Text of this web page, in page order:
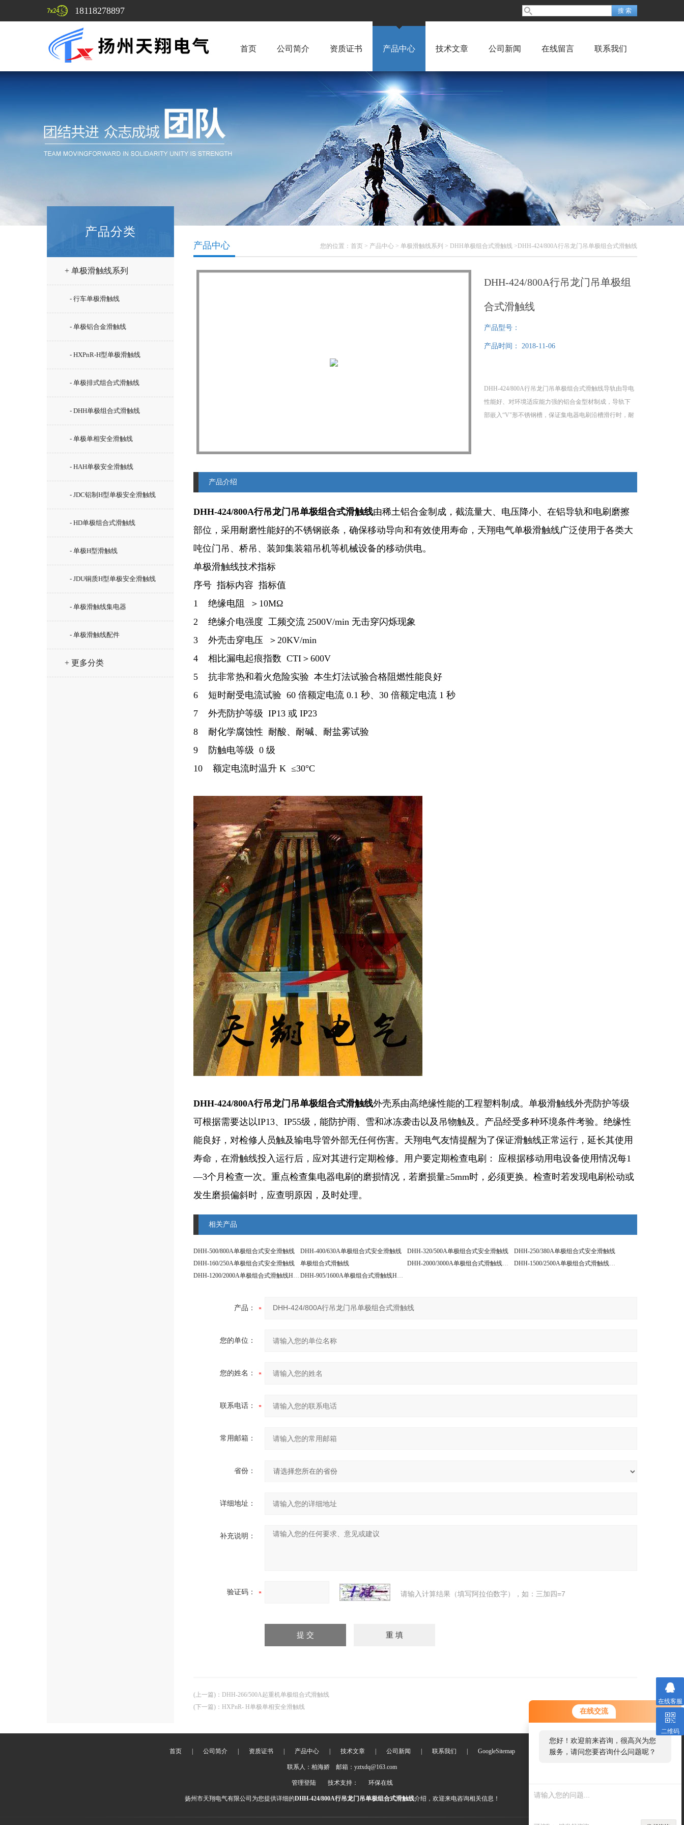
在线交流
您好！欢迎前来咨询，很高兴为您
服务，请问您要咨询什么问题呢？
18118278897
首页 公司简介 资质证书 产品中心 技术文章 公司新闻 在线留言 联系我们
产品分类
+ 单极滑触线系列
- 行车单极滑触线
- 单极铝合金滑触线
- HXPnR-H型单极滑触线
- 单极排式组合式滑触线
- DHH单极组合式滑触线
- 单极单相安全滑触线
- HAH单极安全滑触线
- JDC铝制H型单极安全滑触线
- HD单极组合式滑触线
- 单极H型滑触线
- JDU铜质H型单极安全滑触线
- 单极滑触线集电器
- 单极滑触线配件
+ 更多分类
您的位置： 首页 > 产品中心 > 单极滑触线系列 > DHH单极组合式滑触线 >DHH-424/800A行吊龙门吊单极组合式滑触线
产品中心
DHH-424/800A行吊龙门吊单极组
合式滑触线
产品型号：
产品时间： 2018-11-06
DHH-424/800A行吊龙门吊单极组合式滑触线导轨由导电
性能好、对环境适应能力强的铝合金型材制成，导轨下
部嵌入“V"形不锈钢槽，保证集电器电刷沿槽滑行时，耐
产品介绍
DHH-424/800A行吊龙门吊单极组合式滑触线由稀土铝合金制成，截流量大、电压降小、在铝导轨和电刷磨擦
部位，采用耐磨性能好的不锈钢嵌条，确保移动导向和有效使用寿命，天翔电气单极滑触线广泛使用于各类大
吨位门吊、桥吊、装卸集装箱吊机等机械设备的移动供电。
单极滑触线技术指标
序号 指标内容 指标值
1 绝缘电阻 ＞10MΩ
2 绝缘介电强度 工频交流 2500V/min 无击穿闪烁现象
3 外壳击穿电压 ＞20KV/min
4 相比漏电起痕指数 CTI＞600V
5 抗非常热和着火危险实验 本生灯法试验合格阻燃性能良好
6 短时耐受电流试验 60 倍额定电流 0.1 秒、30 倍额定电流 1 秒
7 外壳防护等级 IP13 或 IP23
8 耐化学腐蚀性 耐酸、耐碱、耐盐雾试验
9 防触电等级 0 级
10 额定电流时温升 K ≤30°C
DHH-424/800A行吊龙门吊单极组合式滑触线外壳系由高绝缘性能的工程塑料制成。单极滑触线外壳防护等级
可根据需要达以IP13、IP55级，能防护雨、雪和冰冻袭击以及吊物触及。产品经受多种环境条件考验。绝缘性
能良好，对检修人员触及输电导管外部无任何伤害。天翔电气友情提醒为了保证滑触线正常运行，延长其使用
寿命，在滑触线投入运行后，应对其进行定期检修。用户要定期检查电刷： 应根据移动用电设备使用情况每1
—3个月检查一次。重点检查集电器电刷的磨损情况，若磨损量≥5mm时，必须更换。检查时若发现电刷松动或
发生磨损偏斜时，应查明原因，及时处理。
相关产品
DHH-500/800A单极组合式安全滑触线 DHH-400/630A单极组合式安全滑触线 DHH-320/500A单极组合式安全滑触线
DHH-250/380A单极组合式安全滑触线
DHH-160/250A单极组合式安全滑触线
单极组合式滑触线 DHH-2000/3000A单极组合式滑触线型号知识
DHH-1500/2500A单极组合式滑触线标准长度
DHH-1200/2000A单极组合式滑触线H型尺寸
DHH-905/1600A单极组合式滑触线H型截面
产品：
您的单位：
您的姓名：
联系电话：
常用邮箱：
省份：
详细地址：
补充说明：
验证码： 请输入计算结果（填写阿拉伯数字），如：三加四=7
(上一篇) ： DHH-266/500A起重机单极组合式滑触线
(下一篇) ： HXPnR- H单极单相安全滑触线
首页 公司简介 资质证书 产品中心 技术文章 公司新闻 联系我们 GoogleSitemap
联系人：柏海娇 邮箱：yztxdq@163.com
管理登陆 技术支持： 环保在线
扬州市天翔电气有限公司为您提供详细的DHH-424/800A行吊龙门吊单极组合式滑触线介绍，欢迎来电咨询相关信息！
在线客服
二维码